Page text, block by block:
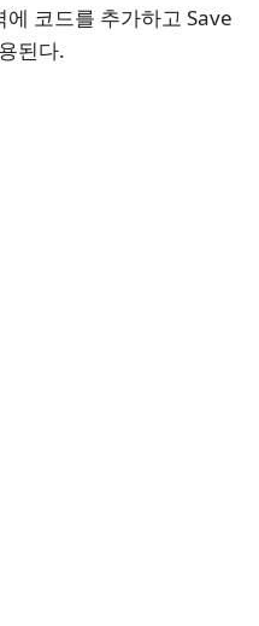
코드를 추가하고 Save
된다.